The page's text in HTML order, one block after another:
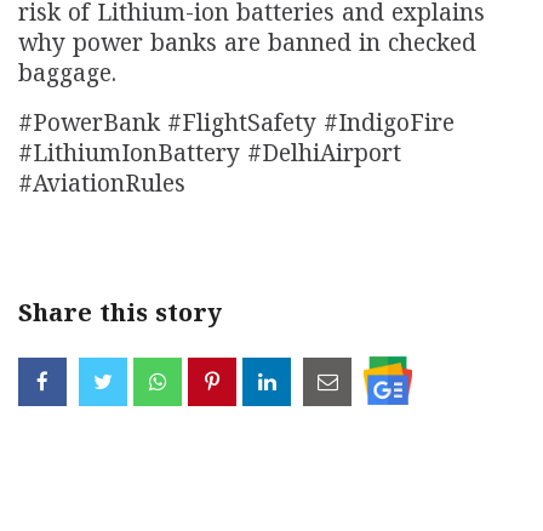
risk of Lithium-ion batteries and explains
why power banks are banned in checked
baggage.
#PowerBank #FlightSafety #IndigoFire
#LithiumIonBattery #DelhiAirport
#AviationRules
Share this story